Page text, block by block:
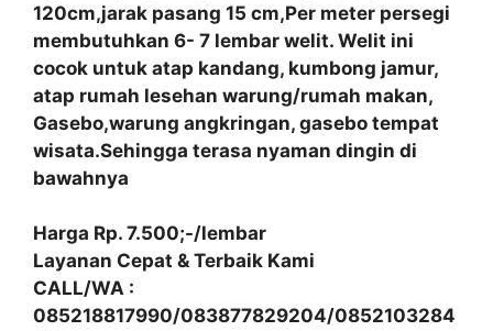
120cm,jarak pasang 15 cm,Per meter persegi
membutuhkan 6- 7 lembar welit. Welit ini
cocok untuk atap kandang, kumbong jamur,
atap rumah lesehan warung/rumah makan,
Gasebo,warung angkringan, gasebo tempat
wisata.Sehingga terasa nyaman dingin di
bawahnya
Harga Rp. 7.500;-/lembar
Layanan Cepat & Terbaik Kami
CALL/WA :
085218817990/083877829204/0852103284